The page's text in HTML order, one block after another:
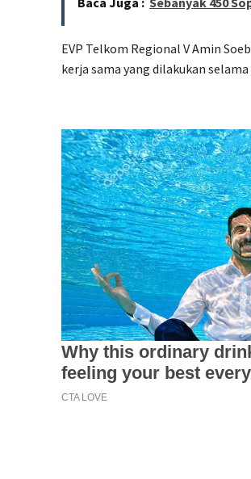
EVP Telkom Regional V Amin
kerja sama yang dilakukan